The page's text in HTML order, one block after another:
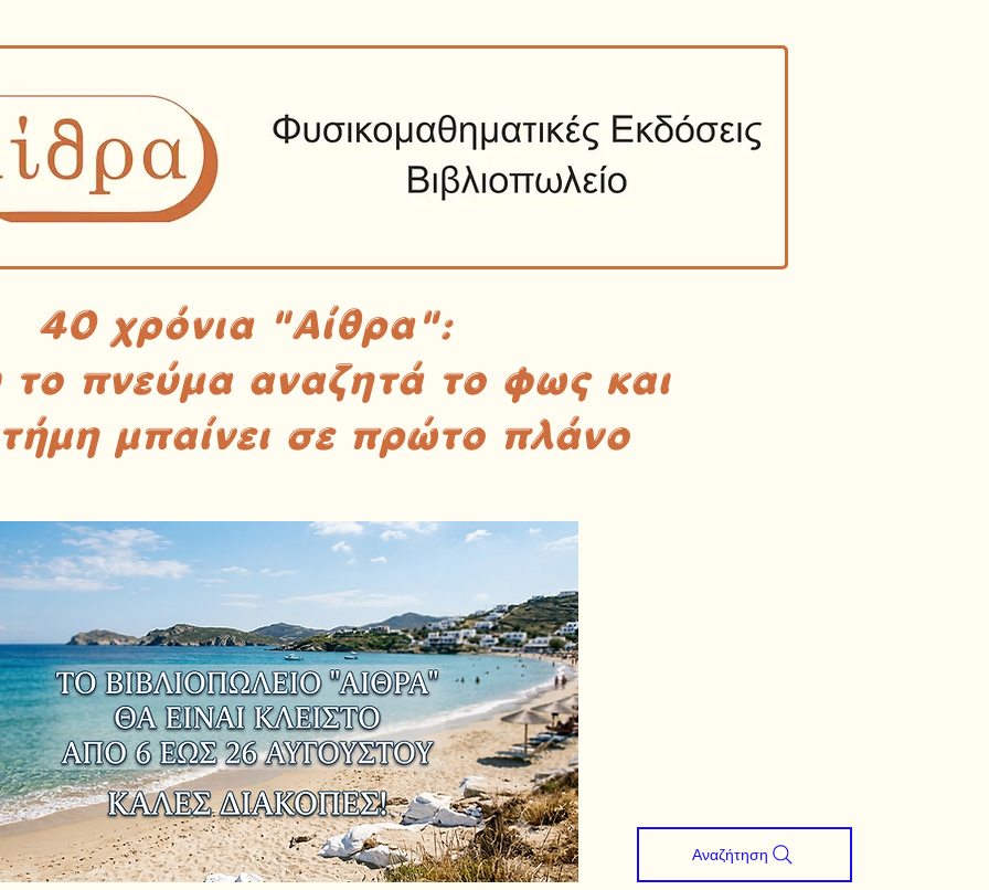
40 χρόνια "Αίθρα":
το πνεύμα αναζητά το φως και
μπαίνει σε πρώτο πλάνο
Αναζήτηση